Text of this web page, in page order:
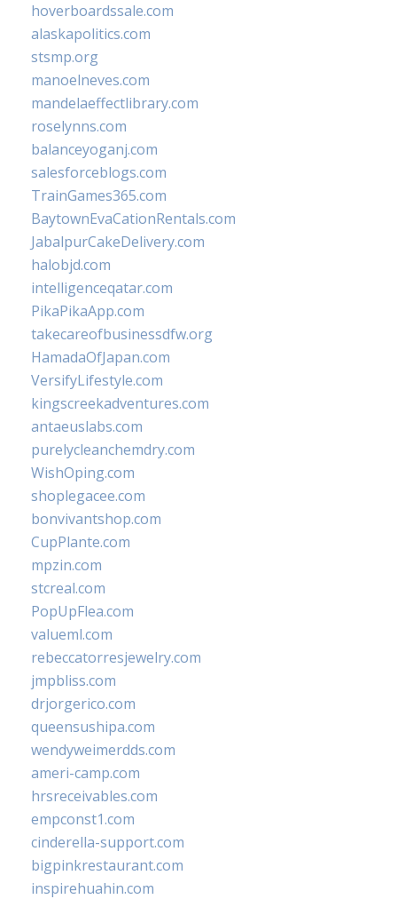
hoverboardssale.com
alaskapolitics.com
stsmp.org
manoelneves.com
mandelaeffectlibrary.com
roselynns.com
balanceyoganj.com
salesforceblogs.com
TrainGames365.com
BaytownEvaCationRentals.com
JabalpurCakeDelivery.com
halobjd.com
intelligenceqatar.com
PikaPikaApp.com
takecareofbusinessdfw.org
HamadaOfJapan.com
VersifyLifestyle.com
kingscreekadventures.com
antaeuslabs.com
purelycleanchemdry.com
WishOping.com
shoplegacee.com
bonvivantshop.com
CupPlante.com
mpzin.com
stcreal.com
PopUpFlea.com
valueml.com
rebeccatorresjewelry.com
jmpbliss.com
drjorgerico.com
queensushipa.com
wendyweimerdds.com
ameri-camp.com
hrsreceivables.com
empconst1.com
cinderella-support.com
bigpinkrestaurant.com
inspirehuahin.com